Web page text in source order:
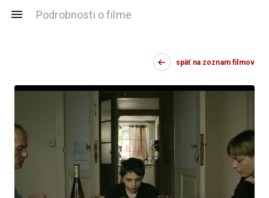
Podrobnosti o filme
späť na zoznam filmov